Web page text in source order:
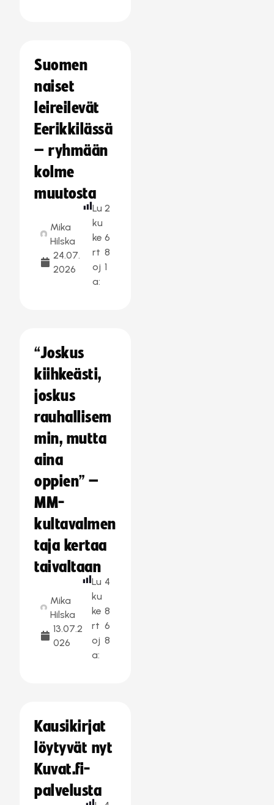
Suomen
naiset
leireilevät
Eerikkilässä
– ryhmään
kolme
muutosta
Mika
Hilska
24.07.
2026
Lu
ku
ke
rt
oj
a:
2
6
8
1
“Joskus
kiihkeästi,
joskus
rauhallisem
min, mutta
aina
oppien” –
MM-
kultavalmen
taja kertaa
taivaltaan
Mika
Hilska
13.07.2
026
Lu
ku
ke
rt
oj
a:
4
8
6
8
Kausikirjat
löytyvät nyt
Kuvat.fi-
palvelusta